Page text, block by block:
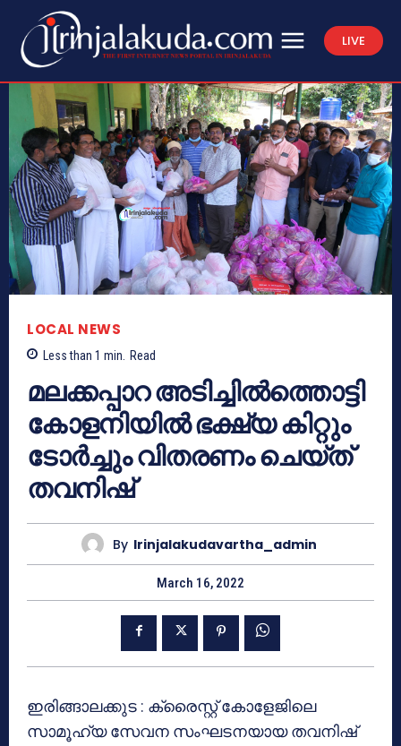
LIVE
LOCAL NEWS
Less than 1 min. Read
മലക്കപ്പാറ അടിച്ചിൽത്തൊട്ടി
കോളനിയിൽ ഭക്ഷ്യ കിറ്റും
ടോർച്ചും വിതരണം ചെയ്ത്
തവനിഷ്
By Irinjalakudavartha_admin
March 16, 2022
ഇരിങ്ങാലക്കുട : ക്രൈസ്റ്റ് കോളേജിലെ
സാമൂഹ്യ സേവന സംഘടനയായ തവനിഷ്